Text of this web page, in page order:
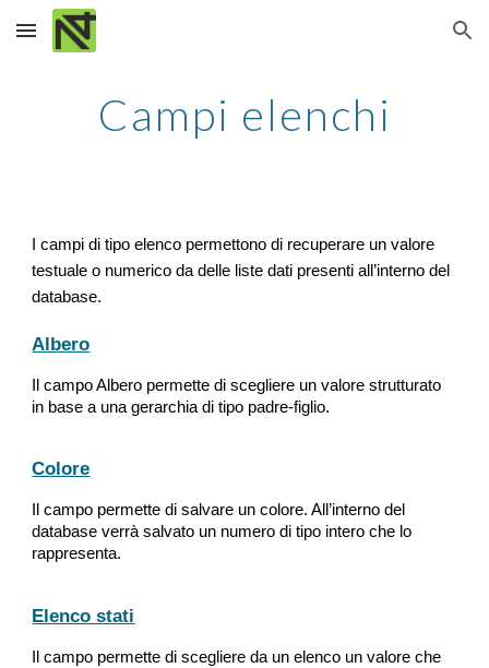
Skip to main content Skip to navigation
Campi elenchi
I campi di tipo elenco permettono di recuperare un valore
testuale o numerico da delle liste dati presenti all’interno del
database.
Albero
Il campo Albero permette di scegliere un valore strutturato
in base a una gerarchia di tipo padre-figlio.
Colore
Il campo permette di salvare un colore. All’interno del
database verrà salvato un numero di tipo intero che lo
rappresenta.
Elenco stati
Il campo permette di scegliere da un elenco un valore che